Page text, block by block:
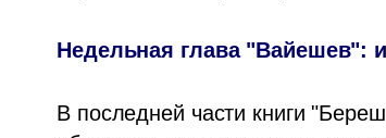
Недельная глава "Вайешев":
В последней части книги